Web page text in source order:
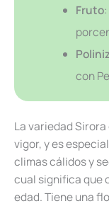
Fruto
con
La variedad
vigor, y es
climas cálidos y
cual significa que
edad. Tiene una